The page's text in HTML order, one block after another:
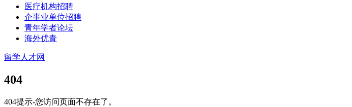
医疗机构招聘
企事业单位招聘
青年学者论坛
海外优青
留学人才网
404
404提示-您访问页面不存在了。